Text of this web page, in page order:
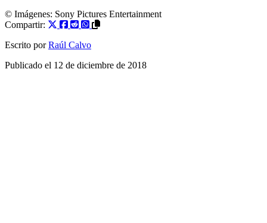
© Imágenes: Sony Pictures Entertainment
Compartir:
Escrito por Raúl Calvo
Publicado el 12 de diciembre de 2018